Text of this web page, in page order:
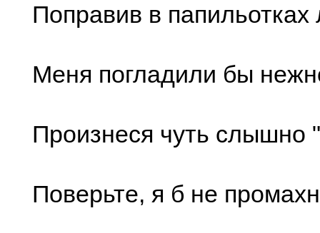
Поправив в папильотках
Меня погладили бы
Произнеся чуть слышно
Поверьте, я б не